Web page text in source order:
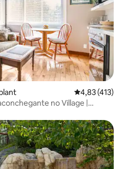
4,83 de uma
4,83 (413)
no Village |